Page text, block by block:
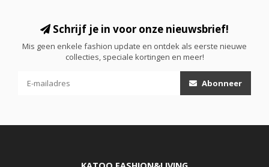
Schrijf je in voor onze nieuwsbrief!
Mis geen enkele fashion update en ontdek als eerste nieuwe
collecties, speciale kortingen en meer!
Abonneer